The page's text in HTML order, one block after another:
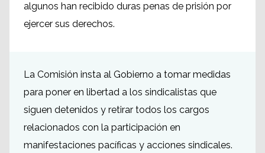
algunos han recibido duras penas de prisión por
ejercer sus derechos.
La Comisión insta al Gobierno a tomar medidas
para poner en libertad a los sindicalistas que
siguen detenidos y retirar todos los cargos
relacionados con la participación en
manifestaciones pacíficas y acciones sindicales.